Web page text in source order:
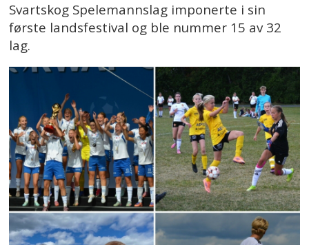
Svartskog Spelemannslag imponerte i sin
første landsfestival og ble nummer 15 av 32
lag.